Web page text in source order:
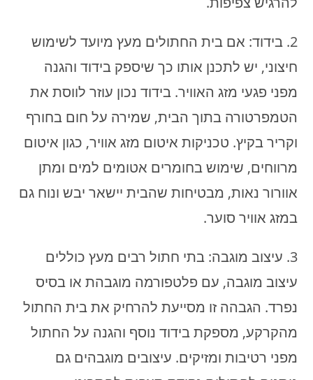
2. בידוד: אם בית החתולים מעץ מיועד לשימוש
חיצוני, יש לתכנן אותו כך שיספק בידוד והגנה
מפני פגעי מזג האוויר. בידוד נכון עוזר לווסת את
הטמפרטורה בתוך הבית, שמירה על חום בחורף
וקריר בקיץ. טכניקות איטום מזג אוויר, כגון איטום
מרווחים, שימוש בחומרים אטומים למים ומתן
אוורור נאות, מבטיחות שהבית יישאר יבש ונוח גם
במזג אוויר סוער.
3. עיצוב מוגבה: בתי חתול רבים מעץ כוללים
עיצוב מוגבה, עם פלטפורמה מוגבהת או בסיס
נפרד. הגבהה זו מסייעת להרחיק את בית החתול
מהקרקע, מספקת בידוד נוסף והגנה על החתול
מפני רטיבות ומזיקים. עיצובים מוגבהים גם